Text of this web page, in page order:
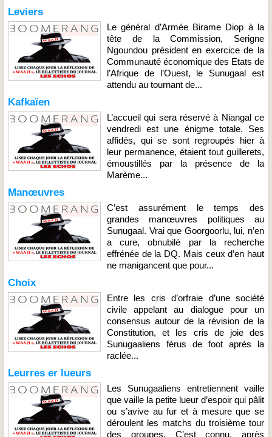
Leviers
Le général d’Armée Birame Diop à la
tête de la Commission, Serigne
Ngoundou président en exercice de la
Communauté économique des Etats de
l’Afrique de l’Ouest, le Sunugaal est
attendu au tournant de...
Kafkaïen
L’accueil qui sera réservé à Niangal ce
vendredi est une énigme totale. Ses
affidés, qui se sont regroupés hier à
leur permanence, étaient tout guillerets,
émoustillés par la présence de la
Marème...
Manœuvres
C’est assurément le temps des
grandes manœuvres politiques au
Sunugaal. Vrai que Goorgoorlu, lui, n’en
a cure, obnubilé par la recherche
effrénée de la DQ. Mais ceux d’en haut
ne manigancent que pour...
Choix
Entre les cris d’orfraie d’une société
civile appelant au dialogue pour un
consensus autour de la révision de la
Constitution, et les cris de joie des
Sunugaaliens férus de foot après la
raclée...
Leurres er lueurs
Les Sunugaaliens entretiennent vaille
que vaille la petite lueur d’espoir qui pâlit
ou s’avive au fur et à mesure que se
déroulent les matchs du troisième tour
des groupes. C’est connu, après